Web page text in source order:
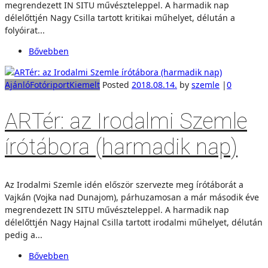
megrendezett IN SITU művészteleppel. A harmadik nap
délelőttjén Nagy Csilla tartott kritikai műhelyet, délután a
folyóirat...
Bővebben
AjánlóFotóriportKiemelt Posted 2018.08.14. by szemle |0
ARTér: az Irodalmi Szemle
írótábora (harmadik nap)
Az Irodalmi Szemle idén először szervezte meg írótáborát a
Vajkán (Vojka nad Dunajom), párhuzamosan a már második éve
megrendezett IN SITU művészteleppel. A harmadik nap
délelőttjén Nagy Hajnal Csilla tartott irodalmi műhelyet, délután
pedig a...
Bővebben